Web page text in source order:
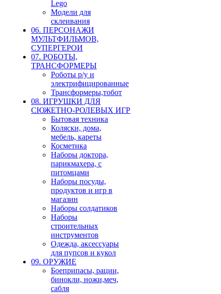
Lego
Модели для
склеивания
06. ПЕРСОНАЖИ
МУЛЬТФИЛЬМОВ,
СУПЕРГЕРОИ
07. РОБОТЫ,
ТРАНСФОРМЕРЫ
Роботы р/у и
электрифицированные
Трансформеры,тобот
08. ИГРУШКИ ДЛЯ
СЮЖЕТНО-РОЛЕВЫХ ИГР
Бытовая техника
Коляски, дома,
мебель, кареты
Косметика
Наборы доктора,
парикмахера, с
питомцами
Наборы посуды,
продуктов и игр в
магазин
Наборы солдатиков
Наборы
строительных
инструментов
Одежда, аксессуары
для пупсов и кукол
09. ОРУЖИЕ
Боеприпасы, рации,
бинокли, ножи,меч,
сабля